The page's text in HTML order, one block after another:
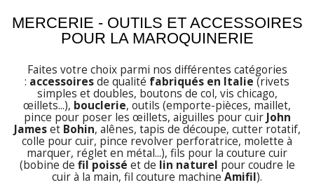
MERCERIE - OUTILS ET ACCESSOIRES
POUR LA MAROQUINERIE
Faites votre choix parmi nos différentes catégories
: accessoiresde qualité fabriqués en Italie(rivets
simples et doubles, boutons de col, vis chicago,
œillets...), bouclerie, outils (emporte-pièces, maillet,
pince pour poser les œillets, aiguilles pour cuir John
Jameset Bohin, alênes, tapis de découpe, cutter rotatif,
colle pour cuir, pince revolver perforatrice, molette à
marquer, réglet en métal...), fils pour la couture cuir
(bobine de fil poissé et de lin naturel pour coudre le
cuir à la main, fil couture machineAmifil).